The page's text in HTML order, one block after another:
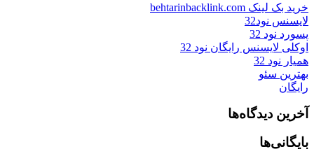
خرید بک لینک behtarinbacklink.com
لایسنس نود32
پسورد نود 32
اوکلی لایسنس رایگان نود 32
همیار نود 32
بهترین سئو
رایگان
آخرین دیدگاه‌ها
بایگانی‌ها